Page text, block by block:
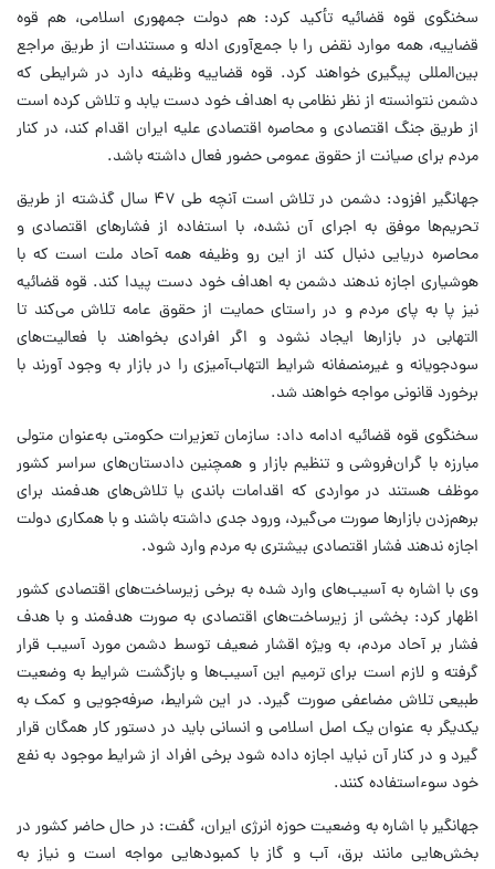
سخنگوی قوه قضائیه تأکید کرد: هم دولت جمهوری اسلامی، هم قوه
قضاییه، همه موارد نقض را با جمع‌آوری ادله و مستندات از طریق مراجع
بین‌المللی پیگیری خواهند کرد. قوه قضاییه وظیفه دارد در شرایطی که
دشمن نتوانسته از نظر نظامی به اهداف خود دست یابد و تلاش کرده است
از طریق جنگ اقتصادی و محاصره اقتصادی علیه ایران اقدام کند، در کنار
مردم برای صیانت از حقوق عمومی حضور فعال داشته باشد.
جهانگیر افزود: دشمن در تلاش است آنچه طی ۴۷ سال گذشته از طریق
تحریم‌ها موفق به اجرای آن نشده، با استفاده از فشارهای اقتصادی و
محاصره دریایی دنبال کند از این رو وظیفه همه آحاد ملت است که با
هوشیاری اجازه ندهند دشمن به اهداف خود دست پیدا کند. قوه قضائیه
نیز پا به پای مردم و در راستای حمایت از حقوق عامه تلاش می‌کند تا
التهابی در بازارها ایجاد نشود و اگر افرادی بخواهند با فعالیت‌های
سودجویانه و غیرمنصفانه شرایط التهاب‌آمیزی را در بازار به وجود آورند با
برخورد قانونی مواجه خواهند شد.
سخنگوی قوه قضائیه ادامه داد: سازمان تعزیرات حکومتی به‌عنوان متولی
مبارزه با گران‌فروشی و تنظیم بازار و همچنین دادستان‌های سراسر کشور
موظف هستند در مواردی که اقدامات باندی یا تلاش‌های هدفمند برای
برهم‌زدن بازارها صورت می‌گیرد، ورود جدی داشته باشند و با همکاری دولت
اجازه ندهند فشار اقتصادی بیشتری به مردم وارد شود.
وی با اشاره به آسیب‌های وارد شده به برخی زیرساخت‌های اقتصادی کشور
اظهار کرد: بخشی از زیرساخت‌های اقتصادی به صورت هدفمند و با هدف
فشار بر آحاد مردم، به ویژه اقشار ضعیف توسط دشمن مورد آسیب قرار
گرفته و لازم است برای ترمیم این آسیب‌ها و بازگشت شرایط به وضعیت
طبیعی تلاش مضاعفی صورت گیرد. در این شرایط، صرفه‌جویی و کمک به
یکدیگر به عنوان یک اصل اسلامی و انسانی باید در دستور کار همگان قرار
گیرد و در کنار آن نباید اجازه داده شود برخی افراد از شرایط موجود به نفع
خود سوءاستفاده کنند.
جهانگیر با اشاره به وضعیت حوزه انرژی ایران، گفت: در حال حاضر کشور در
بخش‌هایی مانند برق، آب و گاز با کمبودهایی مواجه است و نیاز به